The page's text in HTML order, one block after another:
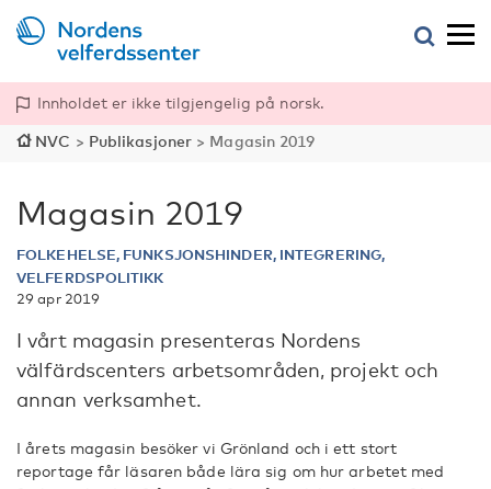
Innholdet er ikke tilgjengelig på norsk.
NVC > Publikasjoner > Magasin 2019
Magasin 2019
FOLKEHELSE, FUNKSJONSHINDER, INTEGRERING,
VELFERDSPOLITIKK
29 apr 2019
I vårt magasin presenteras Nordens
välfärdscenters arbetsområden, projekt och
annan verksamhet.
I årets magasin besöker vi Grönland och i ett stort
reportage får läsaren både lära sig om hur arbetet med